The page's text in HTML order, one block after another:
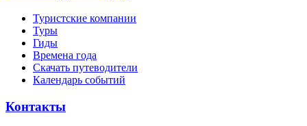
Туристские компании
Туры
Гиды
Времена года
Скачать путеводители
Календарь событий
Контакты